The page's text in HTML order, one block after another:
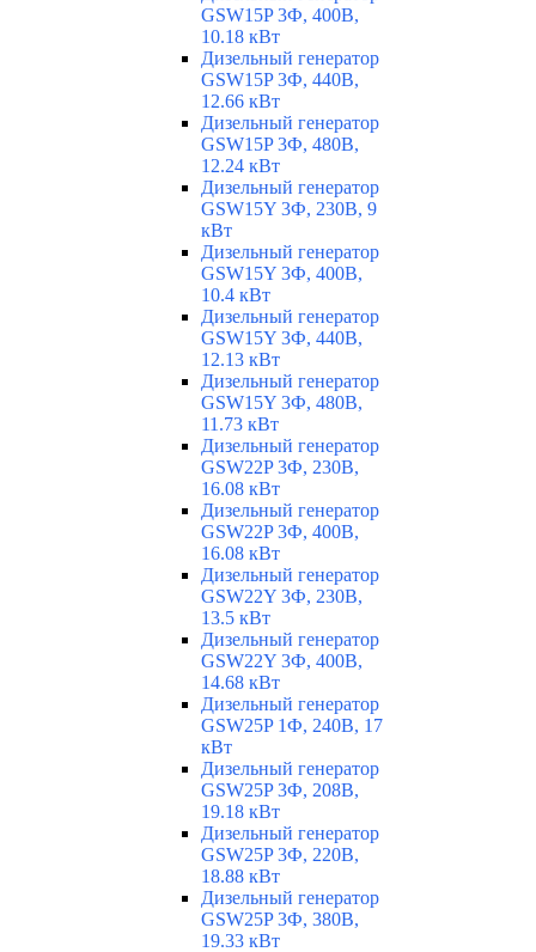
GSW15P 3Ф, 400В,
10.18 кВт
Дизельный генератор
GSW15P 3Ф, 440В,
12.66 кВт
Дизельный генератор
GSW15P 3Ф, 480В,
12.24 кВт
Дизельный генератор
GSW15Y 3Ф, 230В, 9
кВт
Дизельный генератор
GSW15Y 3Ф, 400В,
10.4 кВт
Дизельный генератор
GSW15Y 3Ф, 440В,
12.13 кВт
Дизельный генератор
GSW15Y 3Ф, 480В,
11.73 кВт
Дизельный генератор
GSW22P 3Ф, 230В,
16.08 кВт
Дизельный генератор
GSW22P 3Ф, 400В,
16.08 кВт
Дизельный генератор
GSW22Y 3Ф, 230В,
13.5 кВт
Дизельный генератор
GSW22Y 3Ф, 400В,
14.68 кВт
Дизельный генератор
GSW25P 1Ф, 240В, 17
кВт
Дизельный генератор
GSW25P 3Ф, 208В,
19.18 кВт
Дизельный генератор
GSW25P 3Ф, 220В,
18.88 кВт
Дизельный генератор
GSW25P 3Ф, 380В,
19.33 кВт